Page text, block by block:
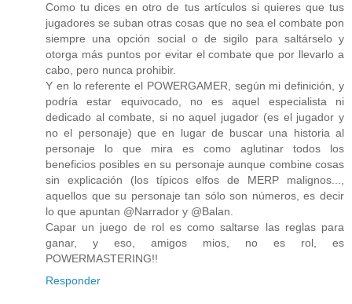
Como tu dices en otro de tus artículos si quieres que tus
jugadores se suban otras cosas que no sea el combate pon
siempre una opción social o de sigilo para saltárselo y
otorga más puntos por evitar el combate que por llevarlo a
cabo, pero nunca prohibir.
Y en lo referente el POWERGAMER, según mi definición, y
podría estar equivocado, no es aquel especialista ni
dedicado al combate, si no aquel jugador (es el jugador y
no el personaje) que en lugar de buscar una historia al
personaje lo que mira es como aglutinar todos los
beneficios posibles en su personaje aunque combine cosas
sin explicación (los típicos elfos de MERP malignos...,
aquellos que su personaje tan sólo son números, es decir
lo que apuntan @Narrador y @Balan.
Capar un juego de rol es como saltarse las reglas para
ganar, y eso, amigos mios, no es rol, es
POWERMASTERING!!
Responder